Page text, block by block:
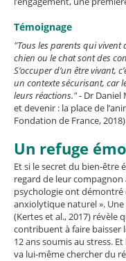
Témoignage
"Tous les parents qui vivent
chien ou le chat sont des
S’occuper d’un être vivant,
un contexte sécurisant, car
leurs réactions."- Dr Daniel
et devenir : la place de
Fondation de France, 2018)
Un refuge
Et si le secret du bien-être
regard de leur compagnon
psychologie ont démontré
anxiolytique naturel ».
(Kertes et al., 2017) révèle
contribuent à faire baisser
12 ans soumis au stress.
va lui-même chercher du